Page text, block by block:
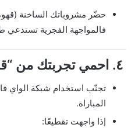
حضّر مشروباتك الساخنة
فالمواجهة الفجرية تستدعي
احمي تجربتك من
تجنّب استخدام شبكة الواي
المباراة.
إذا واجهت تقطيعًا: